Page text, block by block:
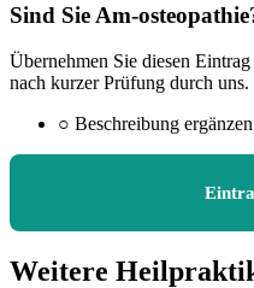
Sind Sie Am-
Übernehmen Sie diesen
nach kurzer Prüfung durch uns.
○ Beschreibung ergänzen
Weitere